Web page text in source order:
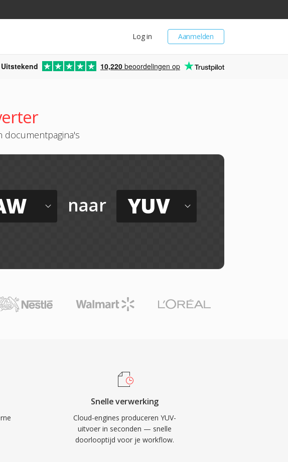
Aanmelden
Log in
Uitstekend 10,220 beoordelingen op
documentpagina's
naar YUV
Snelle verwerking
Cloud-engines produceren YUV-
uitvoer in seconden — snelle
doorlooptijd voor je workflow.